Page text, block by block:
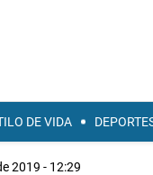
DE VIDA
2019 - 12:29